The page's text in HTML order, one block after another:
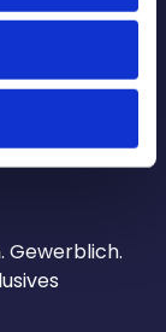
Die
Gewerblich.